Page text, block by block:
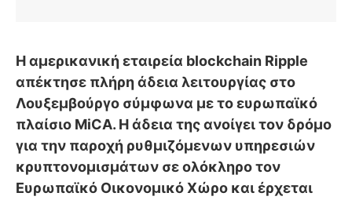
Η αμερικανική εταιρεία blockchain Ripple
απέκτησε πλήρη άδεια λειτουργίας στο
Λουξεμβούργο σύμφωνα με το ευρωπαϊκό
πλαίσιο MiCA. Η άδεια της ανοίγει τον δρόμο
για την παροχή ρυθμιζόμενων υπηρεσιών
κρυπτονομισμάτων σε ολόκληρο τον
Ευρωπαϊκό Οικονομικό Χώρο και έρχεται